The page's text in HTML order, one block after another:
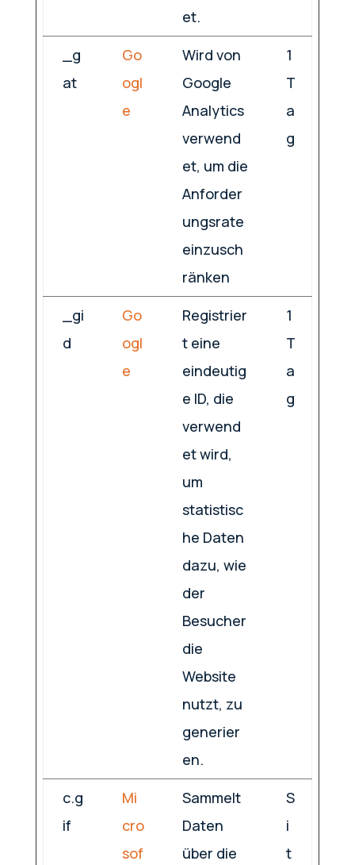
et.
_g
at
Go
ogl
e
Wird von
Google
Analytics
verwend
et, um die
Anforder
ungsrate
einzusch
ränken
1
T
a
g
_gi
d
Go
ogl
e
Registrier
t eine
eindeutig
e ID, die
verwend
et wird,
um
statistisc
he Daten
dazu, wie
der
Besucher
die
Website
nutzt, zu
generier
en.
1
T
a
g
c.g
if
Mi
cro
sof
Sammelt
Daten
über die
S
i
t